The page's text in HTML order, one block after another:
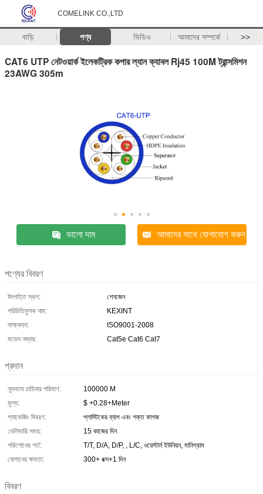
COMELINK CO.,LTD
বাড়ি পণ্য ভিডিও আমাদের সম্পর্কে >>
CAT6 UTP নেটওয়ার্ক ইলেকট্রিক কপার ল্যান ক্যাবল Rj45 100M ট্রান্সমিশন
23AWG 305m
ভালো দাম আমাদের সাথে যোগাযোগ করুন
পণ্যের বিবরণ
উৎপত্তি স্থল:
শেনজেন
পরিচিতিমুলক নাম:
KEXINT
সাক্ষ্যদান:
ISO9001-2008
মডেল নম্বার:
Cat5e Cat6 Cat7
প্রদান
ন্যূনতম চাহিদার পরিমাণ:
100000 M
মূল্য:
$ +0.28+Meter
প্যাকেজিং বিবরণ:
প্লাস্টিকের ব্যাগ এবং শক্ত কাগজ
ডেলিভারি সময়:
15 কাজের দিন
পরিশোধের শর্ত:
T/T, D/A, D/P, , L/C, ওয়েস্টার্ন ইউনিয়ন, মানিগ্রাম
যোগানের ক্ষমতা:
300+ বক্স+1 দিন
বিবরণ